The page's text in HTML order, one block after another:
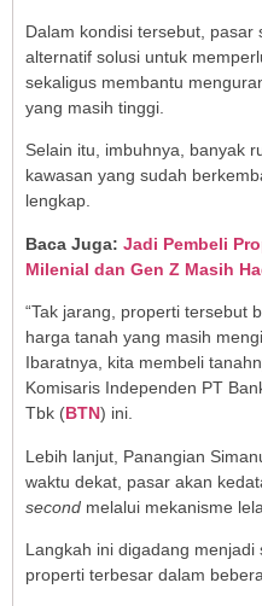
Dalam kondisi tersebut,
alternatif solusi untuk
sekaligus membantu
yang masih tinggi.
Selain itu, imbuhnya, banyak
kawasan yang sudah
lengkap.
Baca Juga: Jadi Pembeli
Milenial dan Gen Z Masih
“Tak jarang, properti tersebut
harga tanah yang masih
Ibaratnya, kita membeli
Komisaris Independen PT
Tbk (BTN) ini.
Lebih lanjut, Panangian
waktu dekat, pasar akan
second melalui mekanisme
Langkah ini digadang
properti terbesar dalam